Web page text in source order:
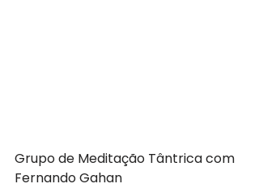
Grupo de Meditação Tântrica com
Fernando Gahan